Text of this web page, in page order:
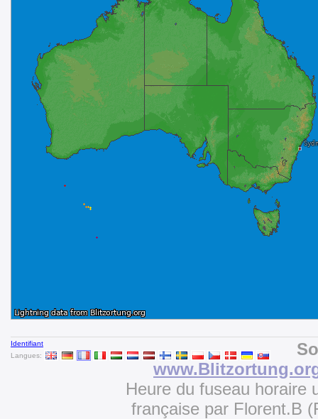
Identifiant
Langues:
Heure du fuseau horaire
française par Florent.B